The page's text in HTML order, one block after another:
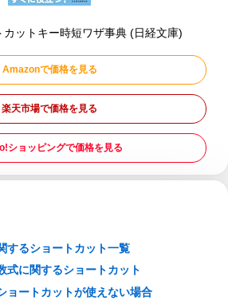
ットキー時短ワザ事典 (日経文庫)
Amazonで価格を見る
楽天市場で価格を見る
ショッピングで価格を見る
するショートカット一覧
式に関するショートカット
ョートカットが使えない場合